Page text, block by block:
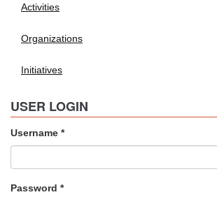
Activities
Organizations
Initiatives
USER LOGIN
Username *
Password *